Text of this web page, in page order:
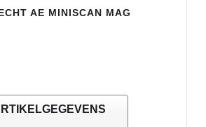
AE MINISCAN MAG